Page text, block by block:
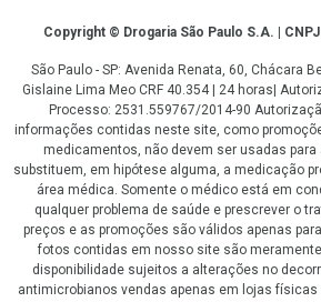
CopyrightCopyright © Drogaria São Paulo S.A. |
São Paulo - SP: Avenida Renata, 60, Chácara
Gislaine Lima Meo CRF 40.354 | 24 horas|
Processo: 2531.559767/2014-90
informações contidas neste site, como
medicamentos, não devem ser usadas
substituem, em hipótese alguma, a medicação
área médica. Somente o médico está em
qualquer problema de saúde e prescrever o
preços e as promoções são válidos apenas
fotos contidas em nosso site são
disponibilidade sujeitos a alterações no
antimicrobianos vendas apenas em lojas físicas